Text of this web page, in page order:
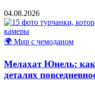
04.08.2026
🌍 Мир с чемоданом
Мелахат Юнель: как
деталях